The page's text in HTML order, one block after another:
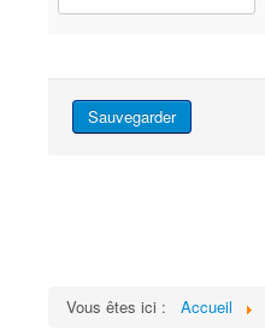
Sauvegarder
Vous êtes ici : Accueil